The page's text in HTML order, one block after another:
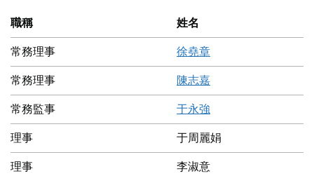
職稱 姓名
常務理事 徐堯章
常務理事 陳志嘉
常務監事 于永強
理事 于周麗娟
理事 李淑意